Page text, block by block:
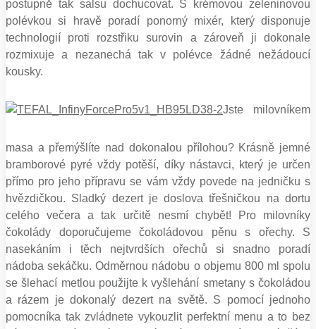
postupně tak salsu dochucovat. S krémovou zeleninovou
polévkou si hravě poradí ponorný mixér, který disponuje
technologií proti rozstřiku surovin a zároveň ji dokonale
rozmixuje a nezanechá tak v polévce žádné nežádoucí
kousky.
Jste milovníkem
masa a přemýšlíte nad dokonalou přílohou? Krásně jemné
bramborové pyré vždy potěší, díky nástavci, který je určen
přímo pro jeho přípravu se vám vždy povede na jedničku s
hvězdičkou. Sladký dezert je doslova třešničkou na dortu
celého večera a tak určitě nesmí chybět! Pro milovníky
čokolády doporučujeme čokoládovou pěnu s ořechy. S
nasekáním i těch nejtvrdších ořechů si snadno poradí
nádoba sekáčku. Odměrnou nádobu o objemu 800 ml spolu
se šlehací metlou použijte k vyšlehání smetany s čokoládou
a rázem je dokonalý dezert na světě. S pomocí jednoho
pomocníka tak zvládnete vykouzlit perfektní menu a to bez